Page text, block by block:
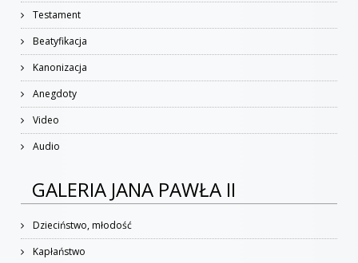
Testament
Beatyfikacja
Kanonizacja
Anegdoty
Video
Audio
GALERIA JANA PAWŁA II
Dzieciństwo, młodość
Kapłaństwo